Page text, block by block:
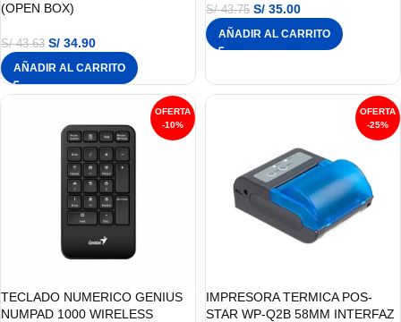
(OPEN BOX)
S/43.63 S/ 34.90
AÑADIR AL CARRITO
S/43.75 S/ 35.00
AÑADIR AL CARRITO
-10%
TECLADO NUMERICO GENIUS
NUMPAD 1000 WIRELESS
-25%
IMPRESORA TERMICA POS-
STAR WP-Q2B 58MM INTERFAZ